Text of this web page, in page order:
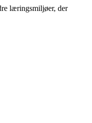
læringsmiljøer, der